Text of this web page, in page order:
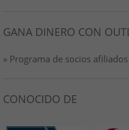
GANA DINERO CON
» Programa de socios afiliados
CONOCIDO DE